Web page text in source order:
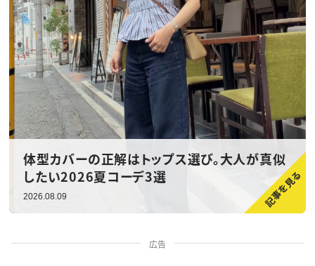
体型カバーの正解はトップス選び。大人が真似
したい2026夏コーデ3選
2026.08.09
広告